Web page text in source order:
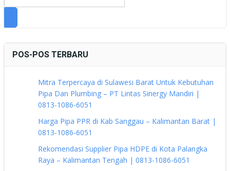
POS-POS TERBARU
Mitra Terpercaya di Sulawesi Barat Untuk Kebutuhan
Pipa Dan Plumbing – PT Lintas Sinergy Mandiri |
0813-1086-6051
Harga Pipa PPR di Kab Sanggau – Kalimantan Barat |
0813-1086-6051
Rekomendasi Supplier Pipa HDPE di Kota Palangka
Raya – Kalimantan Tengah | 0813-1086-6051